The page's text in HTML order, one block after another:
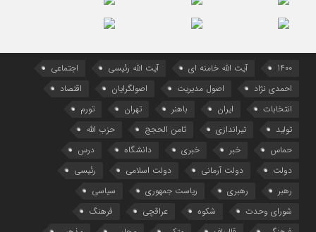
1400 آیت الله خامنه ای آیت الله رئیسی
اجتماعی
احمدی نژاد
اصول مدیریت اصولگرایان
اقتصاد
انتخابات
ایران باهنر تهران
تورم
تولید
تیراندازی ثامن الحجج
حزب الله
حماس
خبر خبری دانشگاه
درس
دولت
دولت آرمانی دولت اسلامی
رئیسی
رهبر
رهبری ریاست جمهوری
سیاسی
شورای وحدت
شکوه عراقچی
فرهنگ